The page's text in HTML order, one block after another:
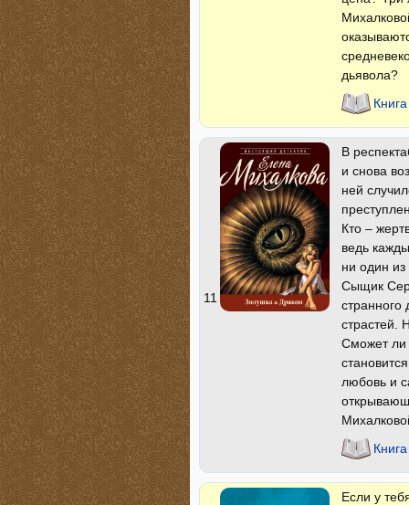
дьявола?
11
В
и снова
ней
Кто –
ведь
ни один из
Сыщик
странного
страстей.
Сможет ли
любовь и
Если у